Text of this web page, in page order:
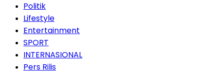
Politik
Lifestyle
Entertainment
SPORT
INTERNASIONAL
Pers Rilis